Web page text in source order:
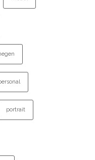
portrait